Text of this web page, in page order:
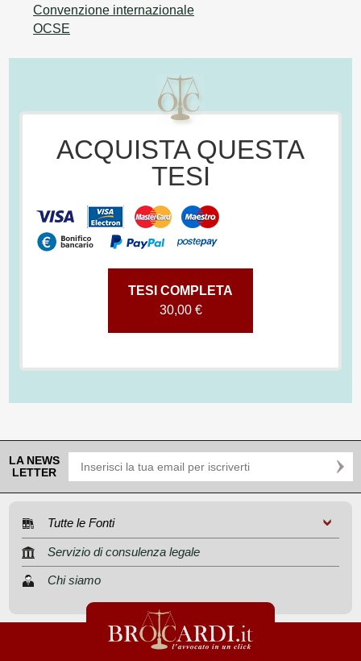
Convenzione internazionale
OCSE
ACQUISTA QUESTA
TESI
TESI COMPLETA
30,00 €
LA NEWS
LETTER
Tutte le Fonti
Servizio di consulenza legale
Chi siamo